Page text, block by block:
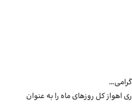
اهواز کل روزهای ماه را به عنوان